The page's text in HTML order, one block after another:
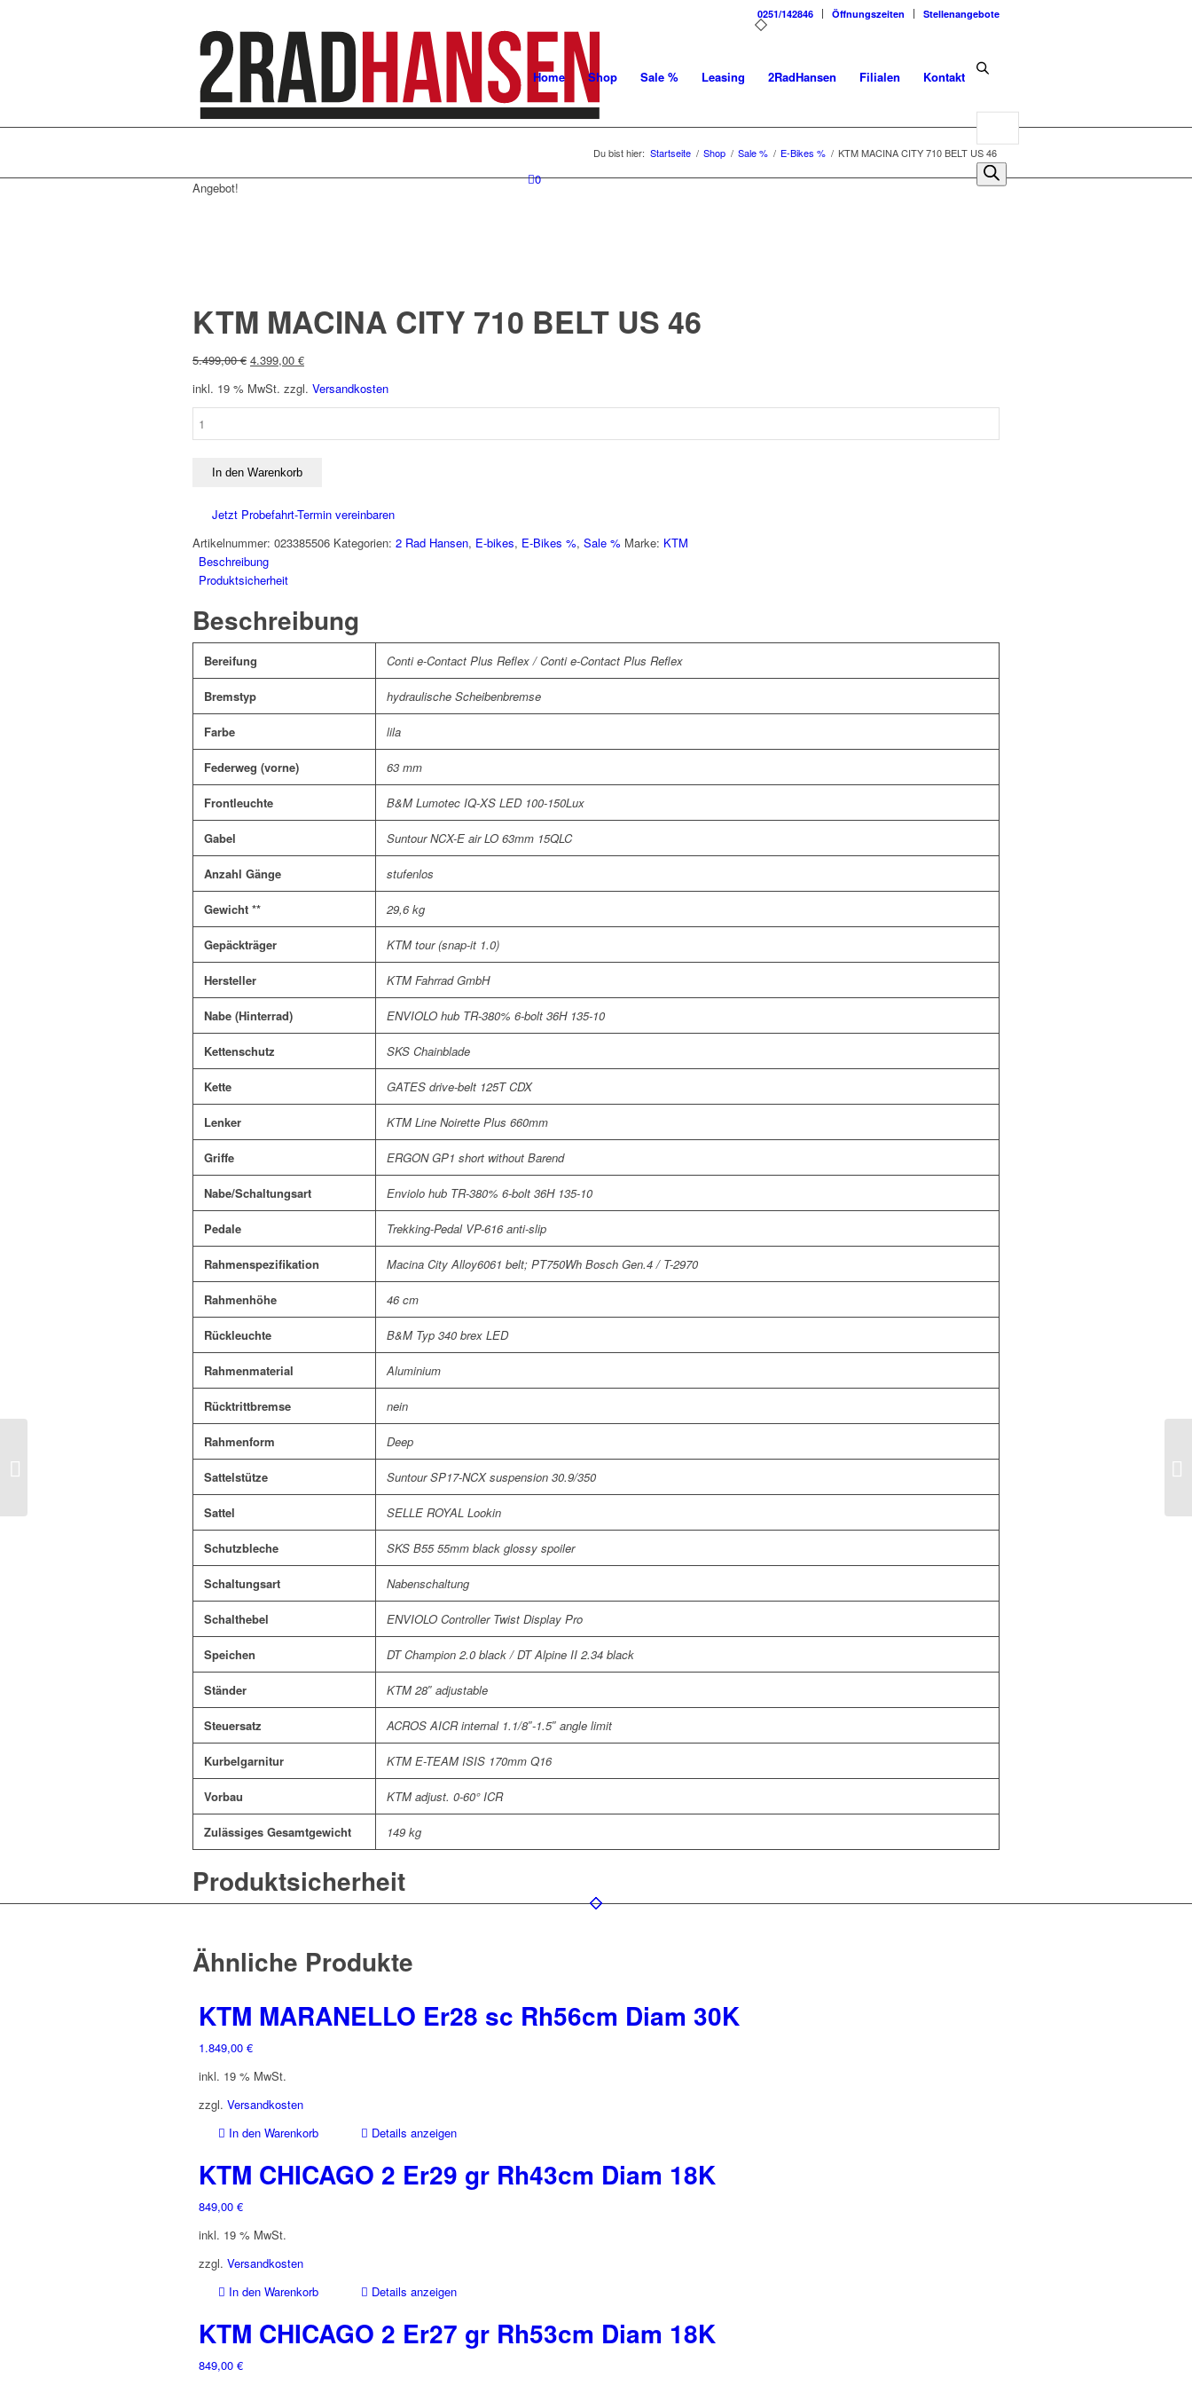
0251/142846 Öffnungszeiten Stellenangebote
Home Shop Sale % Leasing 2RadHansen Filialen Kontakt
Products
search
0
Du bist hier: Startseite / Shop / Sale % / E-Bikes % / KTM MACINA CITY 710 BELT US 46
Angebot!
KTM MACINA CITY 710 BELT US 46
5.499,00€ Ursprünglicher
war:
4.399,00 €Aktueller
ist:
inkl. 19 % MwSt. zzgl. Versandkosten
Menge
In den Warenkorb
Jetzt Probefahrt-Termin vereinbaren
Artikelnummer: 023385506 Kategorien: 2 Rad Hansen, E-bikes, E-Bikes %, Sale % Marke: KTM
Beschreibung
Produktsicherheit
Beschreibung
Bereifung Conti e-Contact Plus Reflex / Conti e-Contact Plus Reflex
Bremstyp hydraulische Scheibenbremse
Farbe lila
Federweg (vorne) 63 mm
Frontleuchte B&M Lumotec IQ-XS LED 100-150Lux
Gabel Suntour NCX-E air LO 63mm 15QLC
Anzahl Gänge stufenlos
Gewicht ** 29,6 kg
Gepäckträger KTM tour (snap-it 1.0)
Hersteller KTM Fahrrad GmbH
Nabe (Hinterrad) ENVIOLO hub TR-380% 6-bolt 36H 135-10
Kettenschutz SKS Chainblade
Kette GATES drive-belt 125T CDX
Lenker KTM Line Noirette Plus 660mm
Griffe ERGON GP1 short without Barend
Nabe/Schaltungsart Enviolo hub TR-380% 6-bolt 36H 135-10
Pedale Trekking-Pedal VP-616 anti-slip
Rahmenspezifikation Macina City Alloy6061 belt; PT750Wh Bosch Gen.4 / T-2970
Rahmenhöhe 46 cm
Rückleuchte B&M Typ 340 brex LED
Rahmenmaterial Aluminium
Rücktrittbremse nein
Rahmenform Deep
Sattelstütze Suntour SP17-NCX suspension 30.9/350
Sattel SELLE ROYAL Lookin
Schutzbleche SKS B55 55mm black glossy spoiler
Schaltungsart Nabenschaltung
Schalthebel ENVIOLO Controller Twist Display Pro
Speichen DT Champion 2.0 black / DT Alpine II 2.34 black
Ständer KTM 28″ adjustable
Steuersatz ACROS AICR internal 1.1/8″-1.5″ angle limit
Kurbelgarnitur KTM E-TEAM ISIS 170mm Q16
Vorbau KTM adjust. 0-60° ICR
Zulässiges Gesamtgewicht 149 kg
Produktsicherheit
Ähnliche Produkte
KTM MARANELLO Er28 sc Rh56cm Diam 30K
1.849,00 €
inkl. 19 % MwSt.
zzgl. Versandkosten
In den Warenkorb
Details anzeigen
KTM CHICAGO 2 Er29 gr Rh43cm Diam 18K
849,00 €
inkl. 19 % MwSt.
zzgl. Versandkosten
In den Warenkorb
Details anzeigen
KTM CHICAGO 2 Er27 gr Rh53cm Diam 18K
849,00 €